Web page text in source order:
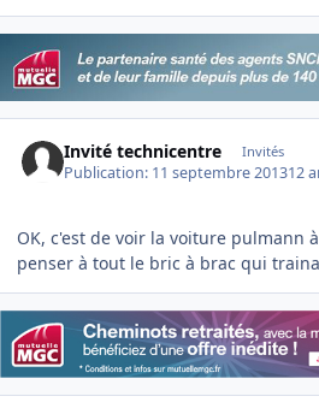
Invité technicentre Invités
Publication: 11 septembre 201312
OK, c'est de voir la voiture pulmann
penser à tout le bric à brac qui